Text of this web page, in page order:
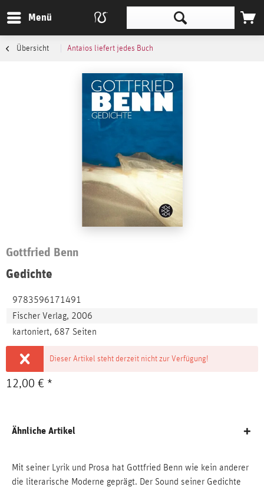
Menü
Übersicht Antaios liefert jedes Buch
Gottfried Benn
Gedichte
9783596171491
Fischer Verlag, 2006
kartoniert, 687 Seiten
Dieser Artikel steht derzeit nicht zur Verfügung!
12,00 € *
Ähnliche Artikel
Mit seiner Lyrik und Prosa hat Gottfried Benn wie kein anderer
die literarische Moderne geprägt. Der Sound seiner Gedichte